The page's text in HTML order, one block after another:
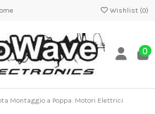
Wishlist (0)
0
Montaggio a Poppa: Motori Elettrici